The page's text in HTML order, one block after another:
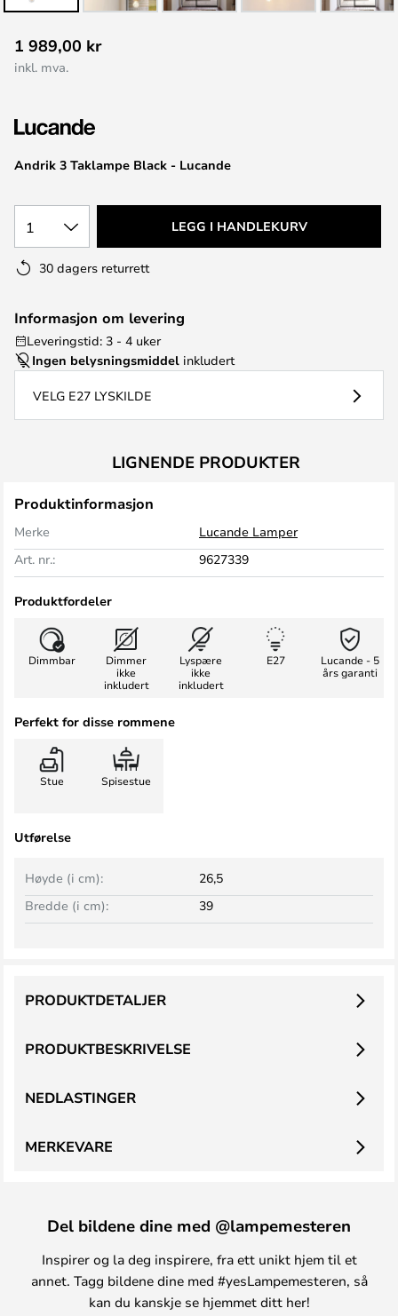
til
begynnelsen
bildegalleri
Andrik 3 Taklampe Black - Lucande
1 989,00 kr
inkl. mva.
1 LEGG I HANDLEKURV
30 dagers returrett
Informasjon om levering
Leveringstid: 3 - 4 uker
Ingen belysningsmiddel inkludert
VELG E27 LYSKILDE
LIGNENDE PRODUKTER
Produktinformasjon
Merke
Lucande Lamper
Art. nr.:
9627339
Produktfordeler
Dimmbar
Dimmer
ikke
inkludert
Lyspære
ikke
inkludert
E27
Lucande - 5
års garanti
Perfekt for disse rommene
Stue Spisestue
Utførelse
Bredde (i cm): 39
Høyde (i cm): 26,5
PRODUKTBESKRIVELSE
PRODUKTDETALJER
NEDLASTINGER
MERKEVARE
Del bildene dine med @lampemesteren
Inspirer og la deg inspirere, fra ett unikt hjem til et
annet. Tagg bildene dine med #yesLampemesteren, så
kan du kanskje se hjemmet ditt her!